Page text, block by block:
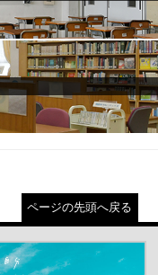
ページの先頭へ戻る
ます）